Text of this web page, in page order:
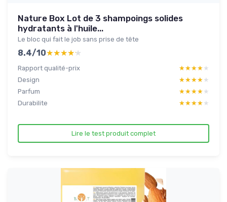
Nature Box Lot de 3 shampoings solides
hydratants à l'huile...
Le bloc qui fait le job sans prise de tête
8.4/10★★★★★
★★★★★
Rapport qualité-prix ★★★★★
★★★★★
Design
★★★★★
★★★★★
Parfum
★★★★★
★★★★★
Durabilite
★★★★★
★★★★★
Lire le test produit complet